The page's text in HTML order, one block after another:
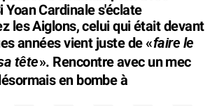
Yoan Cardinale s'éclate
les Aiglons, celui qui était devant
années vient juste de «faire le
tête». Rencontre avec un mec
en bombe à